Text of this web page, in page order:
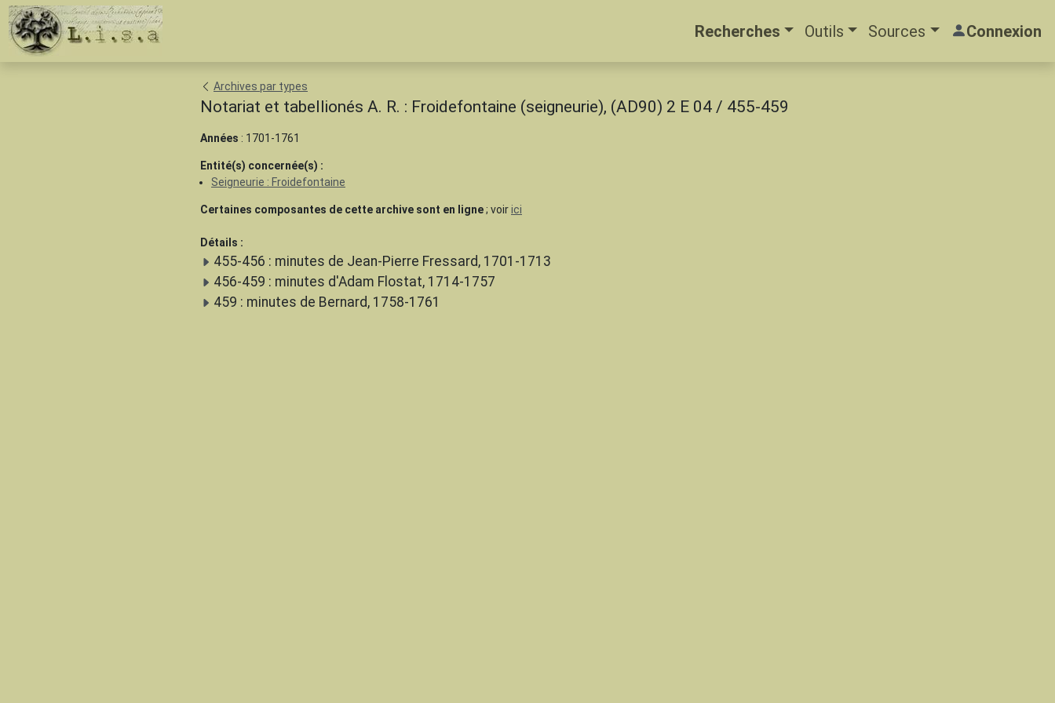
Recherches Outils Sources Connexion
Archives par types
Notariat et tabellionés A. R. : Froidefontaine (seigneurie), (AD90) 2 E 04 / 455-459
Années : 1701-1761
Entité(s) concernée(s) :
Seigneurie : Froidefontaine
Certaines composantes de cette archive sont en ligne; voirici
Détails :
455-456 : minutes de Jean-Pierre Fressard, 1701-1713
456-459 : minutes d'Adam Flostat, 1714-1757
459 : minutes de Bernard, 1758-1761